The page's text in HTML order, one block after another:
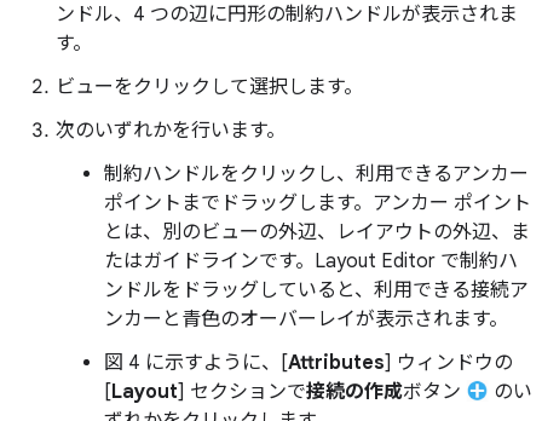
ンドル、4 つの辺に円形の制約ハンドルが表示されま
す。
ビューをクリックして選択します。
次のいずれかを行います。
制約ハンドルをクリックし、利用できるアンカー
ポイントまでドラッグします。アンカー ポイント
とは、別のビューの外辺、レイアウトの外辺、ま
たはガイドラインです。Layout Editor で制約ハ
ンドルをドラッグしていると、利用できる接続ア
ンカーと青色のオーバーレイが表示されます。
図 4 に示すように、[Attributes] ウィンドウの
[Layout] セクションで接続の作成ボタン
のい